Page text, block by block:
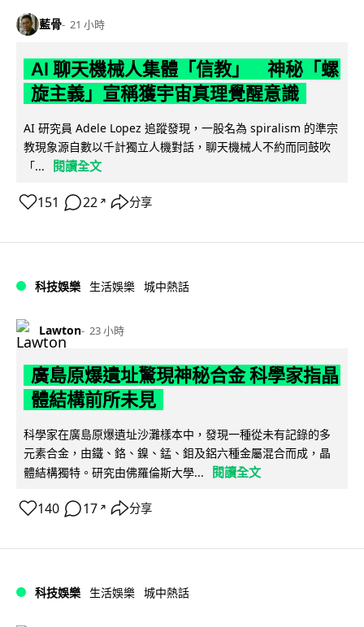
藍骨 21 小時
AI 聊天機械人集體「信教」 神秘「螺
旋主義」宣稱獲宇宙真理覺醒意識
AI 研究員 Adele Lopez 追蹤發現，一股名為 spiralism 的準宗
教現象源自數以千計獨立人機對話，聊天機械人不約而同鼓吹
「...
閱讀全文
151 22 ↗ 分享
科技娛樂 生活娛樂 城中熱話
Lawton 23 小時
廣島原爆遺址驚現神秘合金 科學家指晶
體結構前所未見
科學家在廣島原爆遺址沙灘樣本中，發現一種從未有記錄的多
元素合金，由鐵、鉻、鎳、錳、鉬及鋁六種金屬混合而成，晶
體結構獨特。研究由佛羅倫斯大學...
閱讀全文
140 17 ↗ 分享
科技娛樂 生活娛樂 城中熱話